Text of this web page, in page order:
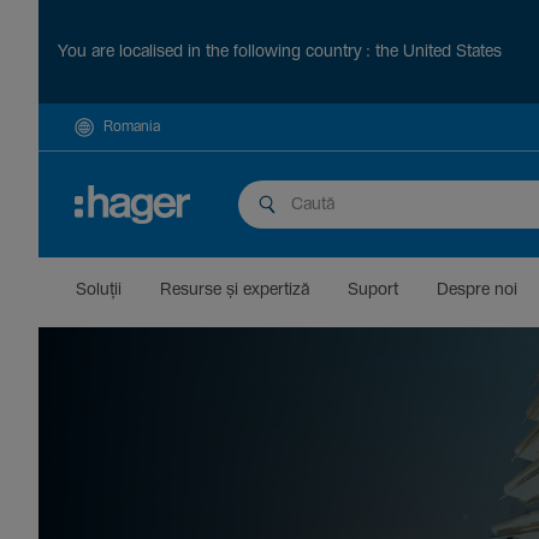
You are localised in the following country : the United States
Romania
Soluții Resurse și exper­tiză Suport Despre noi